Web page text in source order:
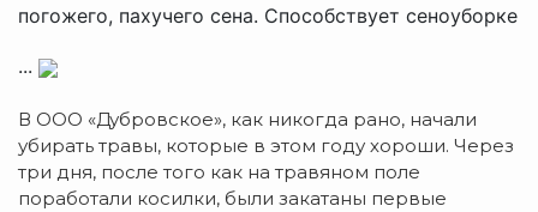
погожего, пахучего сена. Способствует сеноуборке
...
В ООО «Дубровское», как никогда рано, начали
убирать травы, которые в этом году хороши. Через
три дня, после того как на травяном поле
поработали косилки, были закатаны первые